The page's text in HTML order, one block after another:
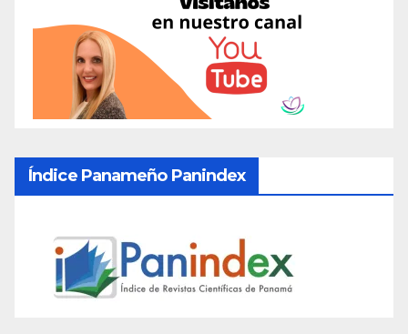
Índice Panameño Panindex